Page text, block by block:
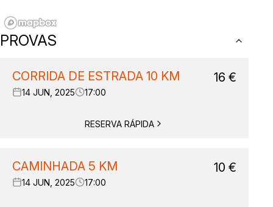
PROVAS
CORRIDA DE ESTRADA 10 KM
14 JUN, 2025 17:00
16 €
RESERVA RÁPIDA
CAMINHADA 5 KM
14 JUN, 2025 17:00
10 €